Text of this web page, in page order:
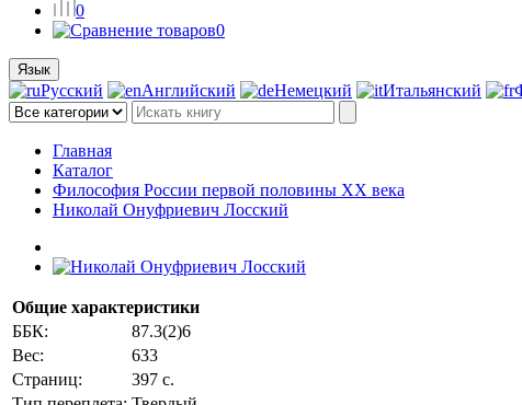
0
0
Язык
Русский Английский Немецкий Итальянский
Главная
Каталог
Философия России первой половины ХХ века
Николай Онуфриевич Лосский
Общие характеристики
ББК:
87.3(2)6
Вес:
633
Страниц:
397 с.